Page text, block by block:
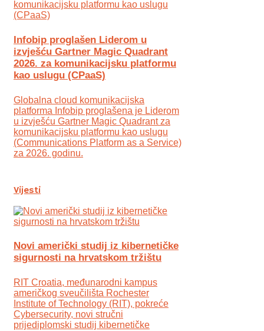
Infobip proglašen Liderom u
izvješću Gartner Magic Quadrant
2026. za komunikacijsku platformu
kao uslugu (CPaaS)
Globalna cloud komunikacijska
platforma Infobip proglašena je Liderom
u izvješću Gartner Magic Quadrant za
komunikacijsku platformu kao uslugu
(Communications Platform as a Service)
za 2026. godinu.
Vijesti
Novi američki studij iz kibernetičke
sigurnosti na hrvatskom tržištu
RIT Croatia, međunarodni kampus
američkog sveučilišta Rochester
Institute of Technology (RIT), pokreće
Cybersecurity, novi stručni
prijediplomski studij kibernetičke